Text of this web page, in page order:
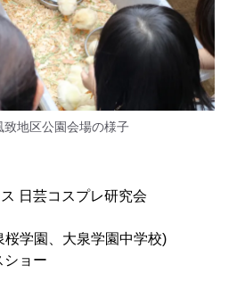
致地区公園会場の様子
日芸コスプレ研究会
桜学園、大泉学園中学校)
ショー